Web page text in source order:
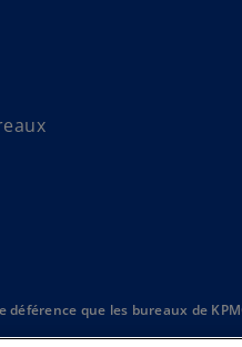
déférence que les bureaux de